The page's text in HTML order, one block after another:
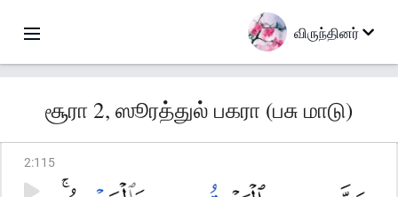
விருந்தினர்
சூரா 2, ஸூரத்துல் பகரா (பசு மாடு)
2:115